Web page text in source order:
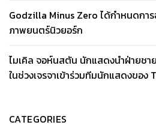
Godzilla Minus Zero ได้กำหนดกา
ภาพยนตร์นิวยอร์ก
ไมเคิล จอห์นสตัน นักแสดงนำฝ่ายชา
ในช่วงเจรจาเข้าร่วมทีมนักแสดงของ
CATEGORIES